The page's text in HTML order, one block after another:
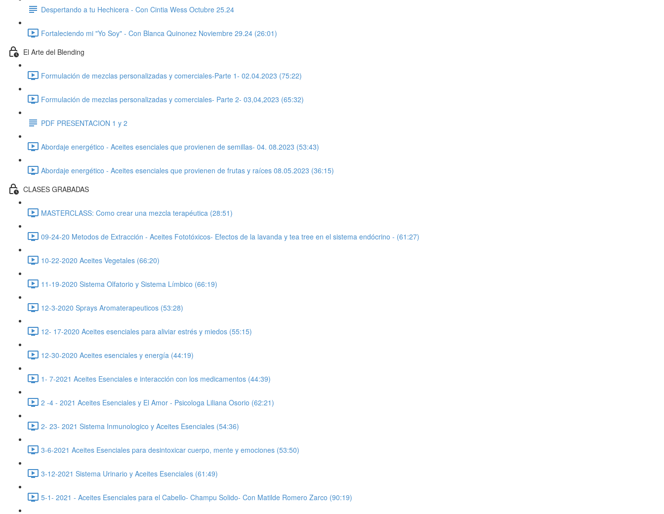
Despertando a tu Hechicera - Con Cintia Wess Octubre 25.24
Fortaleciendo mi "Yo Soy" - Con Blanca Quinonez Noviembre 29.24 (26:01)
El Arte del Blending
Formulación de mezclas personalizadas y comerciales-Parte 1- 02.04.2023 (75:22)
Formulación de mezclas personalizadas y comerciales- Parte 2- 03,04,2023 (65:32)
PDF PRESENTACION 1 y 2
Abordaje energético - Aceites esenciales que provienen de semillas- 04. 08.2023 (53:43)
Abordaje energético - Aceites esenciales que provienen de frutas y raíces 08.05.2023 (36:15)
CLASES GRABADAS
MASTERCLASS: Como crear una mezcla terapéutica (28:51)
09-24-20 Metodos de Extracción - Aceites Fototóxicos- Efectos de la lavanda y tea tree en el sistema endócrino - (61:27)
10-22-2020 Aceites Vegetales (66:20)
11-19-2020 Sistema Olfatorio y Sistema Límbico (66:19)
12-3-2020 Sprays Aromaterapeuticos (53:28)
12- 17-2020 Aceites esenciales para aliviar estrés y miedos (55:15)
12-30-2020 Aceites esenciales y energía (44:19)
1- 7-2021 Aceites Esenciales e interacción con los medicamentos (44:39)
2 -4 - 2021 Aceites Esenciales y El Amor - Psicologa Liliana Osorio (62:21)
2- 23- 2021 Sistema Inmunologico y Aceites Esenciales (54:36)
3-6-2021 Aceites Esenciales para desintoxicar cuerpo, mente y emociones (53:50)
3-12-2021 Sistema Urinario y Aceites Esenciales (61:49)
5-1- 2021 - Aceites Esenciales para el Cabello- Champu Solido- Con Matilde Romero Zarco (90:19)